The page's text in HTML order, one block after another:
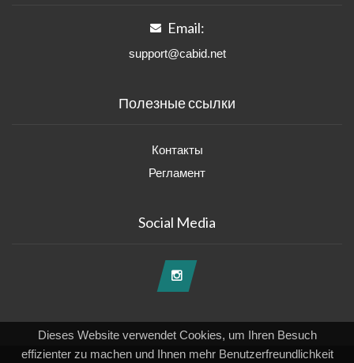
Dieses Website verwendet Cookies, um Ihren Besuch
effizienter zu machen und Ihnen mehr Benutzerfreundlichkeit
Email:
support@cabid.net
Полезные ссылки
Контакты
Регламент
Social Media